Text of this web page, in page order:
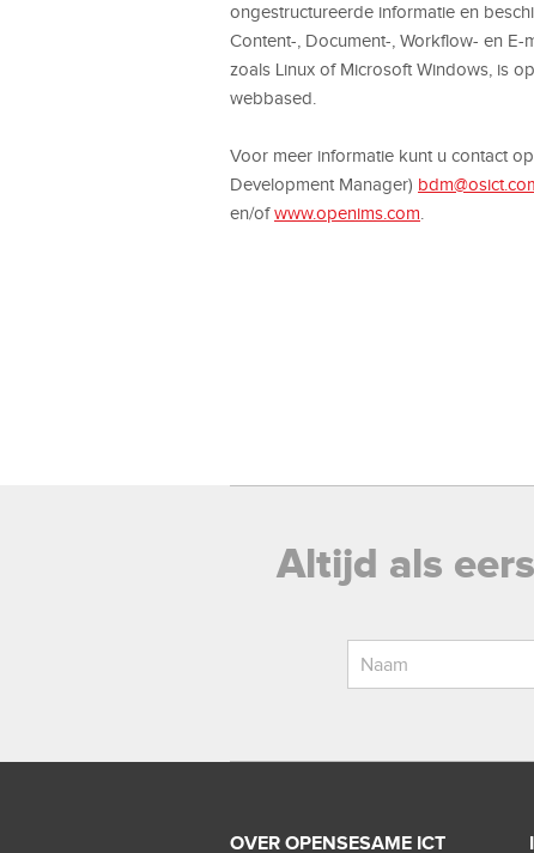
ongestructureerde informatie en
Content-, Document-, Workflow- en
zoals Linux of Microsoft Windows, is
webbased.
Voor meer informatie kunt u contact
Development Manager)
en/ofwww.openims.com
Altijd als
OVER OPENSESAME ICT